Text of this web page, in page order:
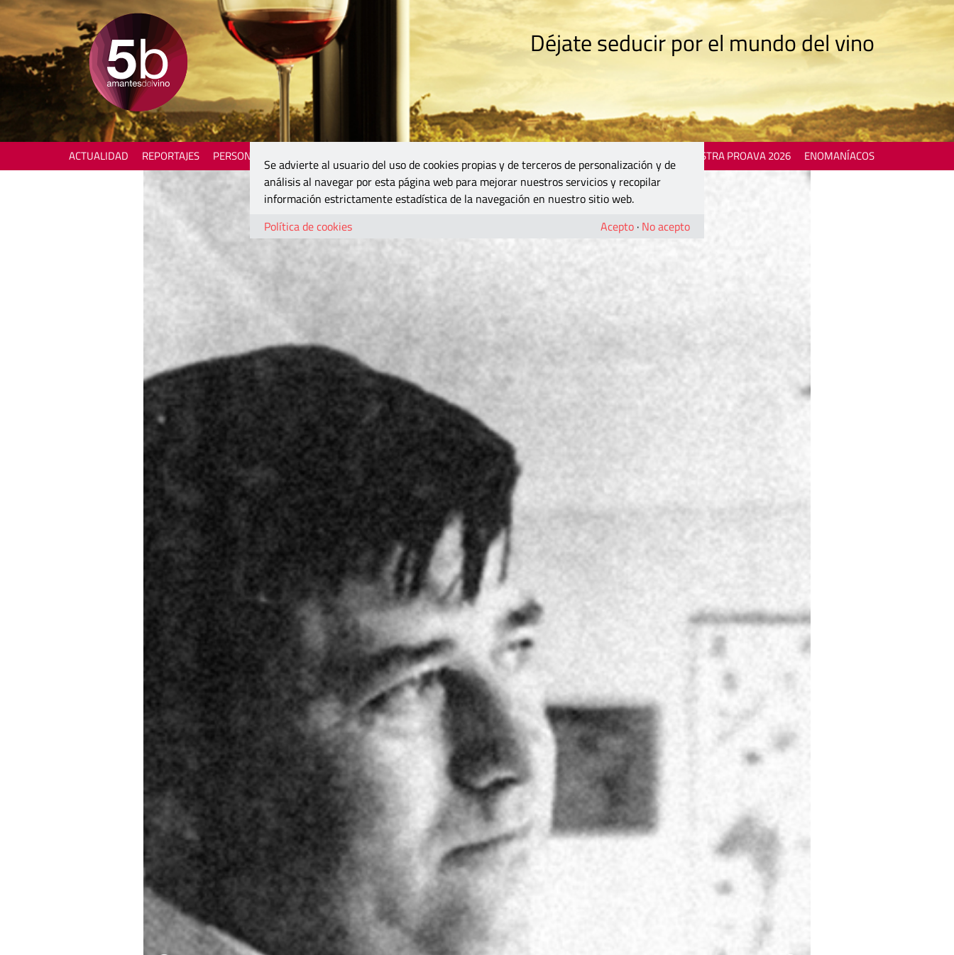
Déjate seducir por el mundo del vino
ACTUALIDAD REPORTAJES PERSONAJES MOSTRA PROAVA 2026 ENOMANÍACOS
Se advierte al usuario del uso de cookies propias y de terceros de personalización y de
análisis al navegar por esta página web para mejorar nuestros servicios y recopilar
información estrictamente estadística de la navegación en nuestro sitio web.
Política de cookies
Acepto · No acepto